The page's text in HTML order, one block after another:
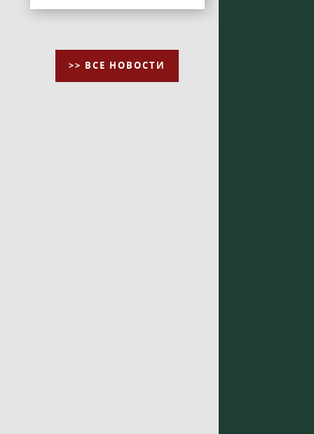
>> ВСЕ НОВОСТИ